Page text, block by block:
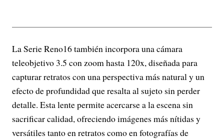
La Serie Reno16 también incorpora una cámara
teleobjetivo 3.5 con zoom hasta 120x, diseñada para
capturar retratos con una perspectiva más natural y un
efecto de profundidad que resalta al sujeto sin perder
detalle. Esta lente permite acercarse a la escena sin
sacrificar calidad, ofreciendo imágenes más nítidas y
versátiles tanto en retratos como en fotografías de